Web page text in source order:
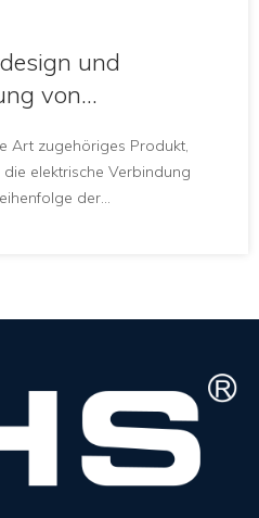
und
von
Art zugehöriges Produkt,
elektrische Verbindung
der
Outstations sind die am
Tackle-Outstations,
und so
und